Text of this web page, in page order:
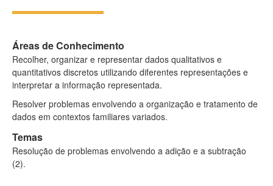
Áreas de Conhecimento
Recolher, organizar e representar dados qualitativos e
quantitativos discretos utilizando diferentes representações e
interpretar a informação representada.
Resolver problemas envolvendo a organização e tratamento de
dados em contextos familiares variados.
Temas
Resolução de problemas envolvendo a adição e a subtração
(2).